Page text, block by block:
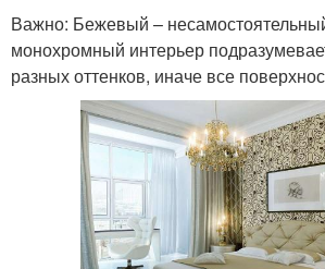
Важно: Бежевый –
монохромный интерьер
разных оттенков, иначе все